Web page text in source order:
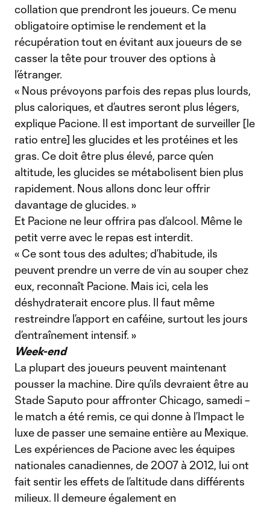
collation que prendront les joueurs. Ce menu
obligatoire optimise le rendement et la
récupération tout en évitant aux joueurs de se
casser la tête pour trouver des options à
l’étranger.
« Nous prévoyons parfois des repas plus lourds,
plus caloriques, et d’autres seront plus légers,
explique Pacione. Il est important de surveiller [le
ratio entre] les glucides et les protéines et les
gras. Ce doit être plus élevé, parce qu’en
altitude, les glucides se métabolisent bien plus
rapidement. Nous allons donc leur offrir
davantage de glucides. »
Et Pacione ne leur offrira pas d’alcool. Même le
petit verre avec le repas est interdit.
« Ce sont tous des adultes; d’habitude, ils
peuvent prendre un verre de vin au souper chez
eux, reconnaît Pacione. Mais ici, cela les
déshydraterait encore plus. Il faut même
restreindre l’apport en caféine, surtout les jours
d’entraînement intensif. »
Week-end
La plupart des joueurs peuvent maintenant
pousser la machine. Dire qu’ils devraient être au
Stade Saputo pour affronter Chicago, samedi –
le match a été remis, ce qui donne à l’Impact le
luxe de passer une semaine entière au Mexique.
Les expériences de Pacione avec les équipes
nationales canadiennes, de 2007 à 2012, lui ont
fait sentir les effets de l’altitude dans différents
milieux. Il demeure également en